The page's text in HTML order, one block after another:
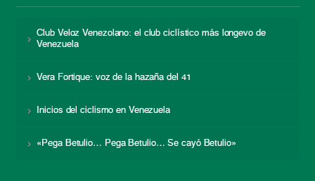
Club Veloz Venezolano: el club ciclístico más longevo de
Venezuela
Vera Fortique: voz de la hazaña del 41
Inicios del ciclismo en Venezuela
«Pega Betulio… Pega Betulio… Se cayó Betulio»